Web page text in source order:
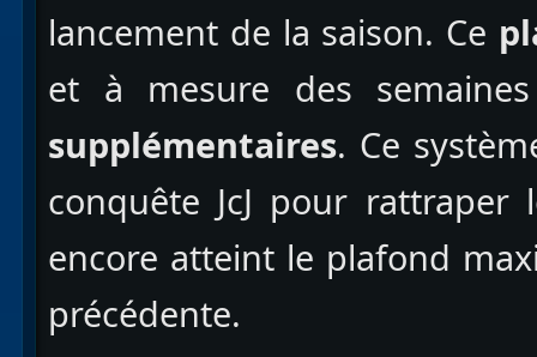
lancement de la saison. Ce
et à mesure des
supplémentaires. Ce
conquête JcJ pour
encore atteint le plafond
précédente.